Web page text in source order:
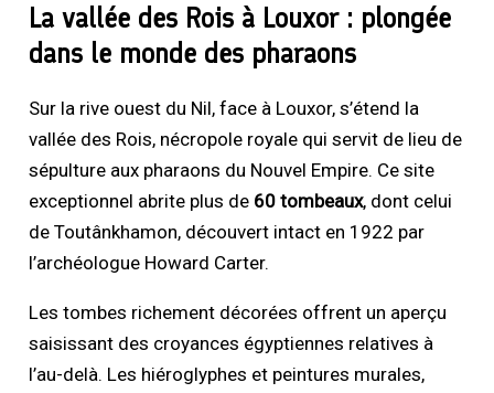
La vallée des Rois à Louxor : plongée
dans le monde des pharaons
Sur la rive ouest du Nil, face à Louxor, s’étend la
vallée des Rois, nécropole royale qui servit de lieu de
sépulture aux pharaons du Nouvel Empire. Ce site
exceptionnel abrite plus de 60 tombeaux, dont celui
de Toutânkhamon, découvert intact en 1922 par
l’archéologue Howard Carter.
Les tombes richement décorées offrent un aperçu
saisissant des croyances égyptiennes relatives à
l’au-delà. Les hiéroglyphes et peintures murales,